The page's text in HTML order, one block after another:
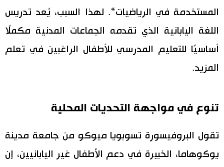
المستخدمة في الرياضيات“. لهذا السبب، يُعد تدريس
اللغة اليابانية الذي تقدمه الجماعات المدنية مكملًا
أساسيًا للتعليم المدرسي للأطفال الراغبين في تعلم
المزيد.
تنوع في مواجهة التحديات المحلية
تقول البروفيسورة تسوبويا ميوكو من جامعة مدينة
يوكوهاما، الخبيرة في دعم الأطفال غير اليابانيين، إن